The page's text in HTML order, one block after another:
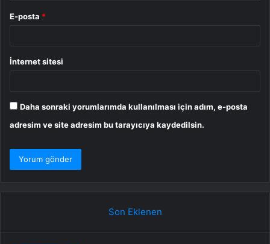
E-posta *
İnternet sitesi
Daha sonraki yorumlarımda kullanılması için adım, e-posta
adresim ve site adresim bu tarayıcıya kaydedilsin.
Son Eklenen